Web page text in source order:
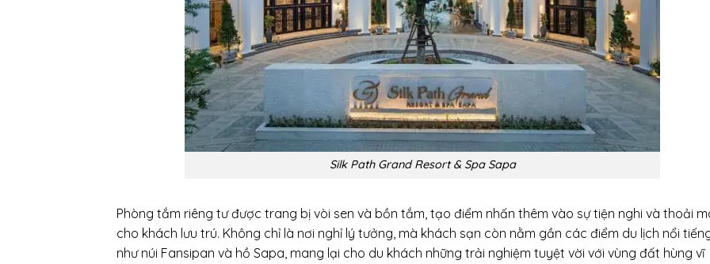
Silk Path Grand Resort & Spa Sapa
Phòng tắm riêng tư được trang bị vòi sen và bồn tắm, tạo điểm nhấn thêm vào sự tiện nghi và thoải
cho khách lưu trú. Không chỉ là nơi nghỉ lý tưởng, mà khách sạn còn nằm gần các điểm du lịch nổi
như núi Fansipan và hồ Sapa, mang lại cho du khách những trải nghiệm tuyệt vời với vùng đất hùng vĩ